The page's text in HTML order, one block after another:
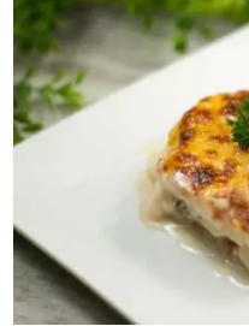
E
IN V
OW C
ARB M
ITTAGESSEN